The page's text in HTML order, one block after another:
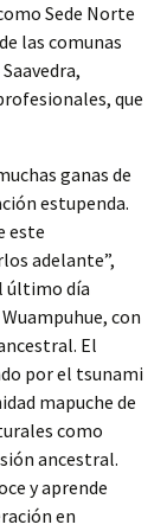
Sede Norte
las comunas
que
ganas de
estupenda.
este
adelante”,
último día
con
El
por el tsunami
mapuche de
como
ancestral.
y aprende
en